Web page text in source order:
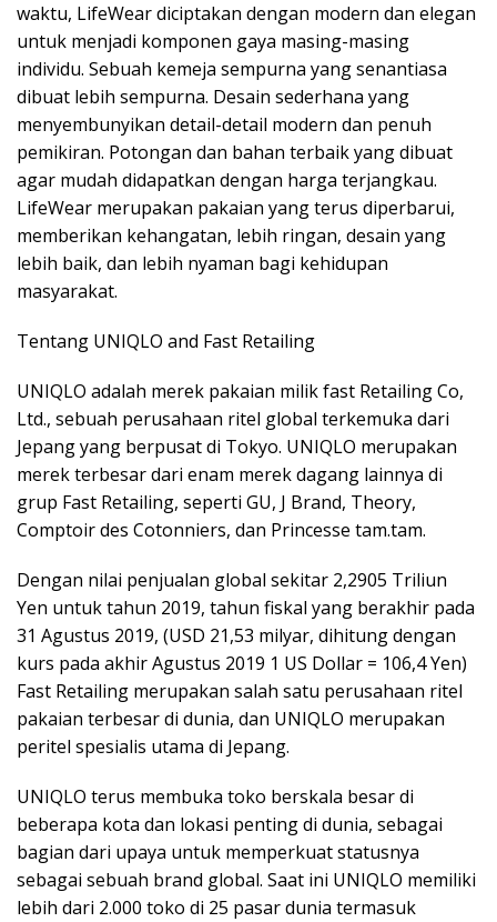
waktu, LifeWear diciptakan dengan modern dan elegan
untuk menjadi komponen gaya masing-masing
individu. Sebuah kemeja sempurna yang senantiasa
dibuat lebih sempurna. Desain sederhana yang
menyembunyikan detail-detail modern dan penuh
pemikiran. Potongan dan bahan terbaik yang dibuat
agar mudah didapatkan dengan harga terjangkau.
LifeWear merupakan pakaian yang terus diperbarui,
memberikan kehangatan, lebih ringan, desain yang
lebih baik, dan lebih nyaman bagi kehidupan
masyarakat.
Tentang UNIQLO and Fast Retailing
UNIQLO adalah merek pakaian milik fast Retailing Co,
Ltd., sebuah perusahaan ritel global terkemuka dari
Jepang yang berpusat di Tokyo. UNIQLO merupakan
merek terbesar dari enam merek dagang lainnya di
grup Fast Retailing, seperti GU, J Brand, Theory,
Comptoir des Cotonniers, dan Princesse tam.tam.
Dengan nilai penjualan global sekitar 2,2905 Triliun
Yen untuk tahun 2019, tahun fiskal yang berakhir pada
31 Agustus 2019, (USD 21,53 milyar, dihitung dengan
kurs pada akhir Agustus 2019 1 US Dollar = 106,4 Yen)
Fast Retailing merupakan salah satu perusahaan ritel
pakaian terbesar di dunia, dan UNIQLO merupakan
peritel spesialis utama di Jepang.
UNIQLO terus membuka toko berskala besar di
beberapa kota dan lokasi penting di dunia, sebagai
bagian dari upaya untuk memperkuat statusnya
sebagai sebuah brand global. Saat ini UNIQLO memiliki
lebih dari 2.000 toko di 25 pasar dunia termasuk